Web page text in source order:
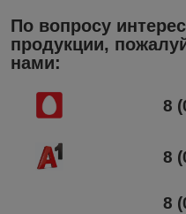
По вопросу
продукции,
нами:
8
8
8